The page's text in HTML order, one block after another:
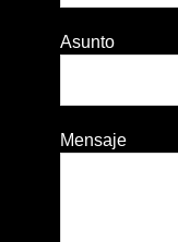
Asunto
Mensaje